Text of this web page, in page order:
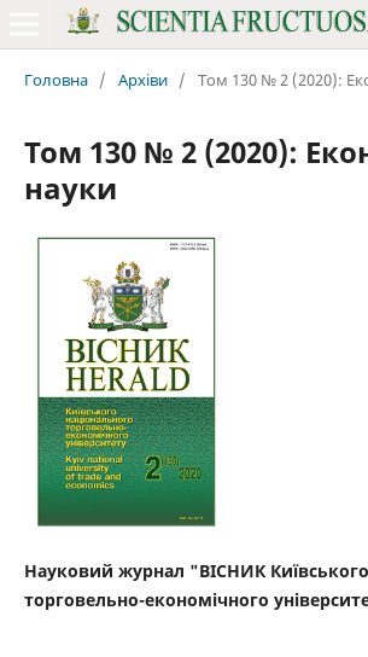
Головна / Архіви / Том 130 № 2 (2020):
Том 130 № 2 (2020):
науки
Науковий журнал "ВІСНИК
торговельно-економічного